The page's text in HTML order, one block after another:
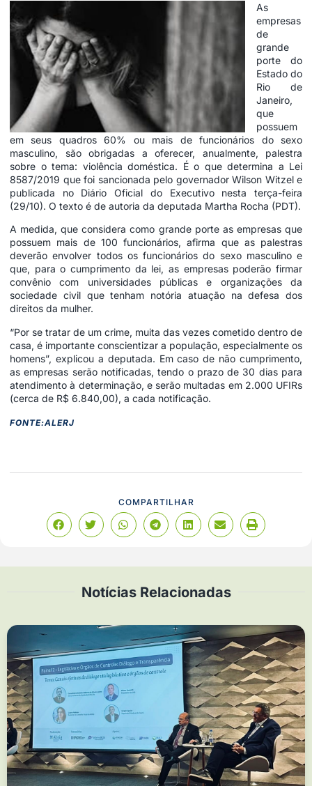
As
empresas
de
grande
porte do
Estado do
Rio de
Janeiro,
que
possuem
em seus quadros 60% ou mais de funcionários do sexo
masculino, são obrigadas a oferecer, anualmente, palestra
sobre o tema: violência doméstica. É o que determina a Lei
8587/2019 que foi sancionada pelo governador Wilson Witzel e
publicada no Diário Oficial do Executivo nesta terça-feira
(29/10). O texto é de autoria da deputada Martha Rocha (PDT).
A medida, que considera como grande porte as empresas que
possuem mais de 100 funcionários, afirma que as palestras
deverão envolver todos os funcionários do sexo masculino e
que, para o cumprimento da lei, as empresas poderão firmar
convênio com universidades públicas e organizações da
sociedade civil que tenham notória atuação na defesa dos
direitos da mulher.
“Por se tratar de um crime, muita das vezes cometido dentro de
casa, é importante conscientizar a população, especialmente os
homens”, explicou a deputada. Em caso de não cumprimento,
as empresas serão notificadas, tendo o prazo de 30 dias para
atendimento à determinação, e serão multadas em 2.000 UFIRs
(cerca de R$ 6.840,00), a cada notificação.
FONTE:ALERJ
COMPARTILHAR
Notícias Relacionadas